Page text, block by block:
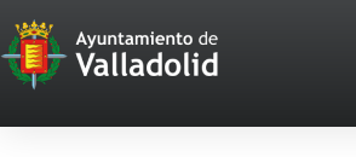
Portal
Web
del